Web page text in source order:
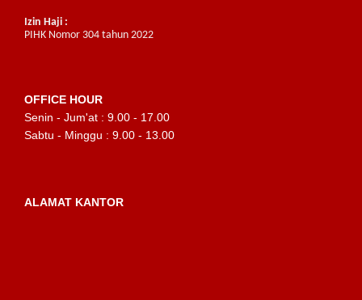
Izin Haji :
PIHK Nomor 304 tahun 2022
OFFICE HOUR
Senin - Jum'at : 9.00 - 17.00
Sabtu - Minggu : 9.00 - 13.00
ALAMAT KANTOR